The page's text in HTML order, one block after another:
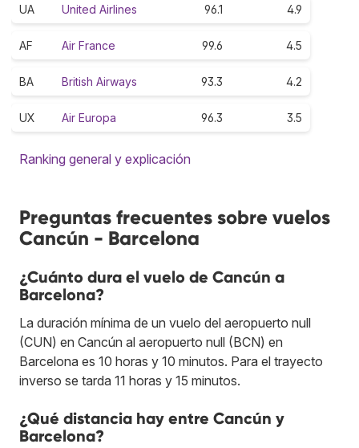
UA United Airlines 96.1 4.9
AF Air France 99.6 4.5
BA British Airways 93.3 4.2
UX Air Europa 96.3 3.5
Ranking general y explicación
Preguntas frecuentes sobre vuelos
Cancún - Barcelona
¿Cuánto dura el vuelo de Cancún a
Barcelona?
La duración mínima de un vuelo del aeropuerto null
(CUN) en Cancún al aeropuerto null (BCN) en
Barcelona es 10 horas y 10 minutos. Para el trayecto
inverso se tarda 11 horas y 15 minutos.
¿Qué distancia hay entre Cancún y
Barcelona?